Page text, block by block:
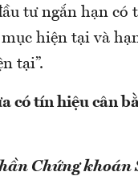
tư ngắn hạn có
hiện tại và
tại”.
có tín hiệu cân
Chứng khoán